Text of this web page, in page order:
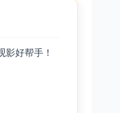
好帮手！